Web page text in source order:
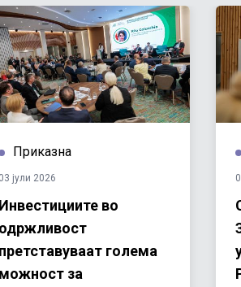
Приказна
03 јули 2026
Инвестициите во
одржливост
претставуваат голема
можност за